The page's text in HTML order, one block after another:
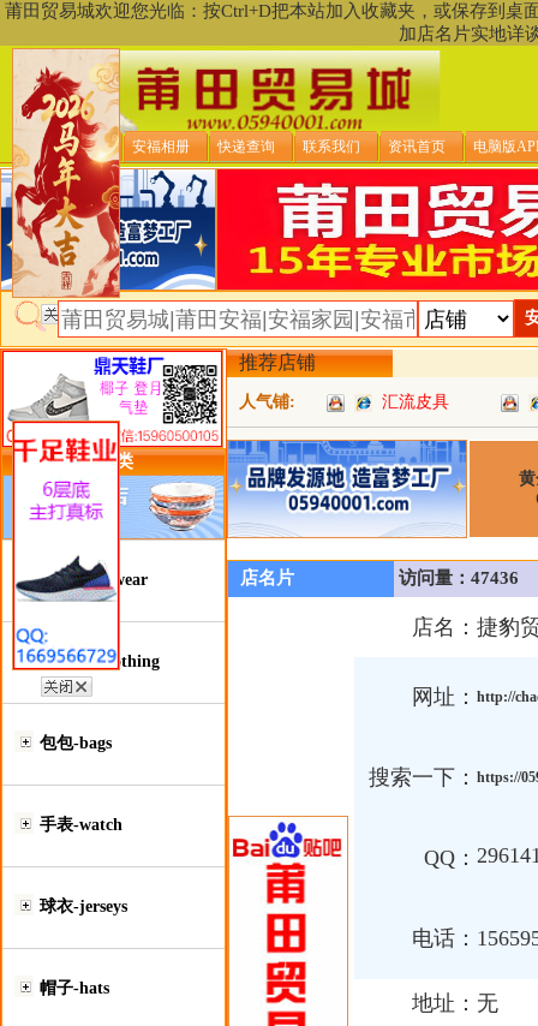
莆田贸易城欢迎您光临：按Ctrl+D把本站加入收藏夹，或保存到
加店名片实地详
贸易城首页 安福相册 快递查询 联系我们 资讯首页 电脑版
类目详细分类
鞋类-Footwear
服装类-Clothing
包包-bags
手表-watch
球衣-jerseys
帽子-hats
推荐店铺
人气铺: 汇流皮具
店名片 访问量：47436
店名： 捷豹
网址： http://
搜索一下： https://
QQ：
电话：
地址： 无